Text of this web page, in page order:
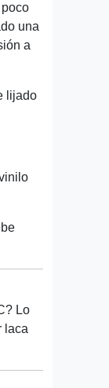
una
a
lijado
Lo
laca